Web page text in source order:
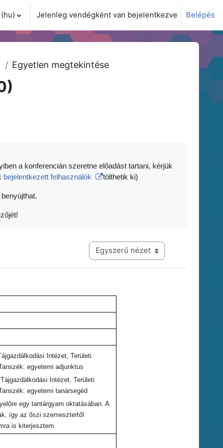
adatok váltásaJelenleg vendégként van bejelentkezve Belépés
Egyetlen megtekintése
a konferencián szeretne előadást tartani, kérjük
bejelentkezett felhasználók tölthetik ki)
Harmadik szintű navigáció megtekintési módja
Intézet, Területi
egyetemi adjunktus
Intézet, Területi
egyetemi tanársegéd
egy tantárgyam oktatásában. A
így az őszi szemesztertől
is kiterjesztem.